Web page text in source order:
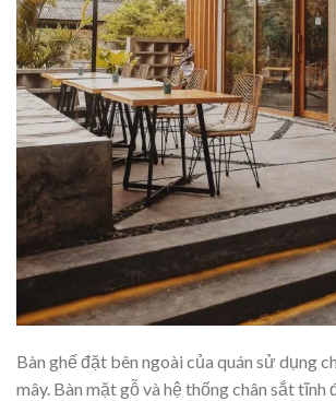
Bàn ghế đặt bên ngoài của quán sử dụng
mây. Bàn mặt gỗ và hệ thống chân sắt tĩnh